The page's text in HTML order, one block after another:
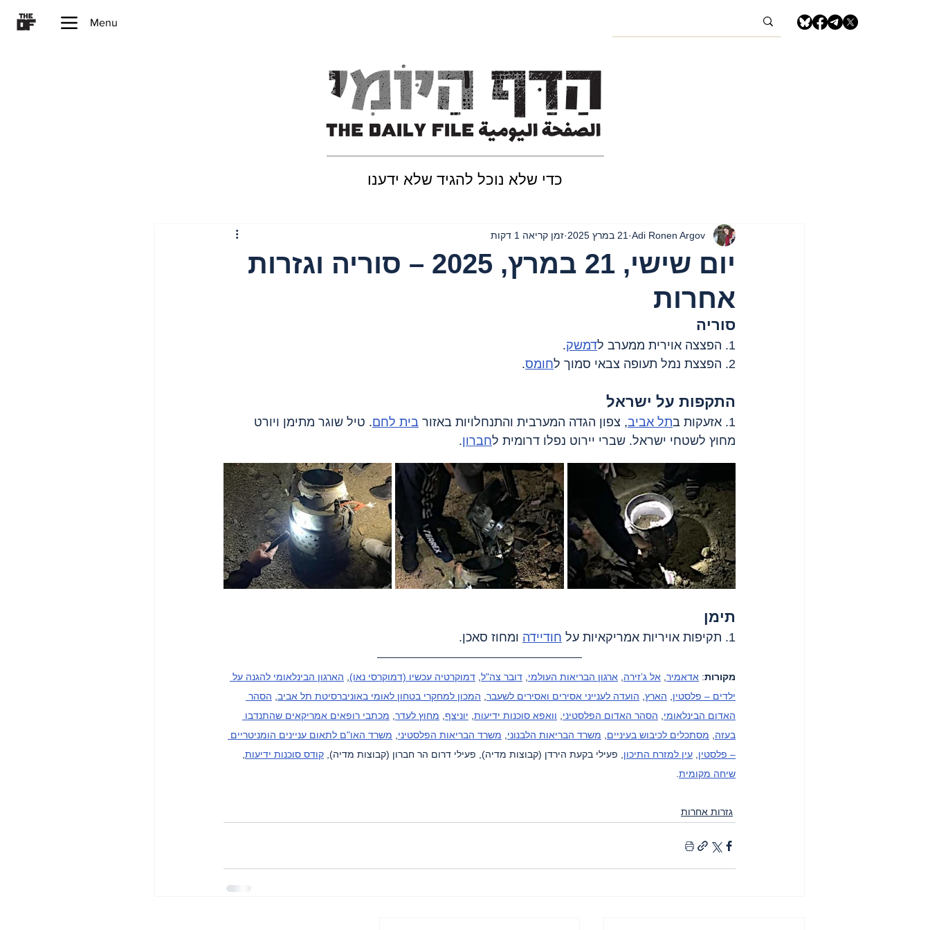
Menu
כדי שלא נוכל להגיד שלא ידענו
יום שישי, 21 במרץ, 2025 – סוריה וגזרות
אחרות
Adi Ronen Argov 21 במרץ 2025 זמן קריאה 1 דקות
סוריה
1. הפצצה אוירית ממערב ל דמשק.
2. הפצצת נמל תעופה צבאי סמוך ל
חומס.
התקפות על ישראל
1. אזעקות ב תל אביב, צפון הגדה המערבית והתנחלויות באזור בית לחם. טיל שוגר מתימן ויורט
מחוץ לשטחי ישראל. שברי יירוט נפלו דרומית לחברון.
תימן
1. תקיפות אויריות אמריקאיות על חודיידה ומחוז סאכן.
מקורות: אדאמיר, אל ג’זירה, ארגון הבריאות העולמי, דובר צה"ל, דמוקרטיה עכשיו (דמוקרסי נאו), הארגון הבינלאומי להגנה על
ילדים – פלסטין, הארץ, הועדה לענייני אסירים ואסירים לשעבר, המכון למחקרי בטחון לאומי באוניברסיטת תל אביב, הסהר
האדום הבינלאומי, הסהר האדום הפלסטיני, וואפא סוכנות ידיעות, יוניצף, מחוץ לעדר, מכתבי רופאים אמריקאים שהתנדבו
בעזה, מסתכלים לכיבוש בעיניים, משרד הבריאות הלבנוני, משרד הבריאות הפלסטיני, משרד האו"ם לתאום עניינים הומניטריים
– פלסטין, עין למזרח התיכון, פעילי בקעת הירדן (קבוצות מדיה), פעילי דרום הר חברון (קבוצות מדיה), קודס סוכנות ידיעות,
שיחה מקומית.
גזרות אחרות